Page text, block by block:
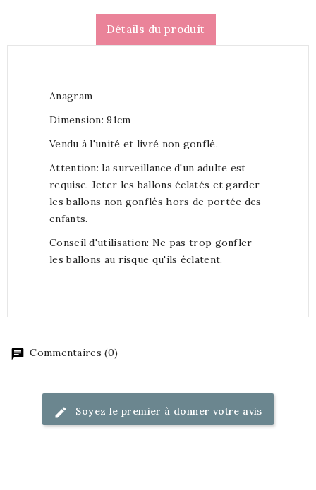
Détails du produit
Anagram
Dimension: 91cm
Vendu à l'unité et livré non gonflé.
Attention: la surveillance d'un adulte est
requise. Jeter les ballons éclatés et garder
les ballons non gonflés hors de portée des
enfants.
Conseil d'utilisation: Ne pas trop gonfler
les ballons au risque qu'ils éclatent.
Commentaires (0)
Soyez le premier à donner votre avis